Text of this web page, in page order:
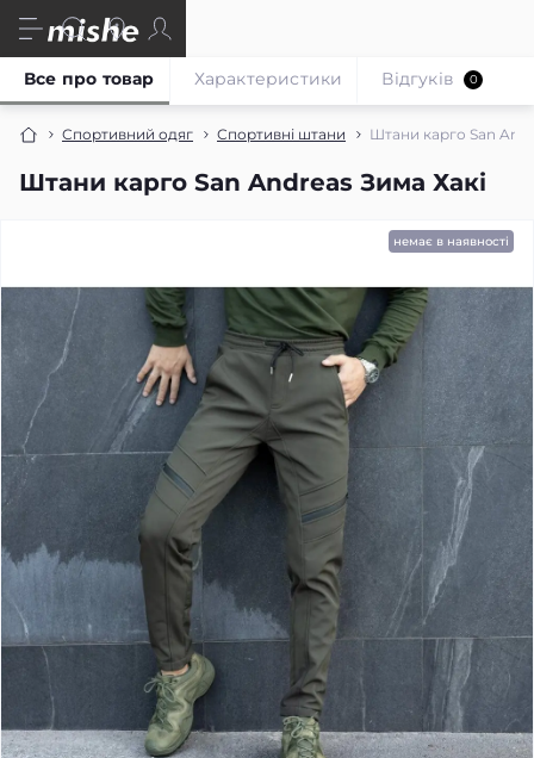
Спортивний одяг Спортивні штани Штани карго San
Штани карго San Andreas Зима Хакі
Все про товар Характеристики Відгуків 0
немає в наявності